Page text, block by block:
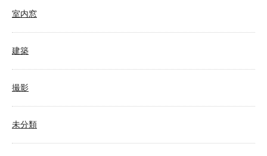
室内窓
建築
撮影
未分類